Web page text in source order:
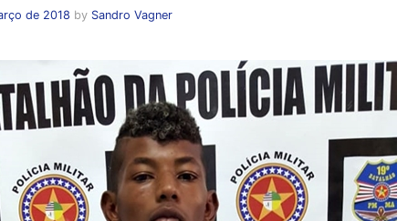
de 2018 by Sandro Vagner